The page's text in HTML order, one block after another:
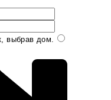
выбрав дом.